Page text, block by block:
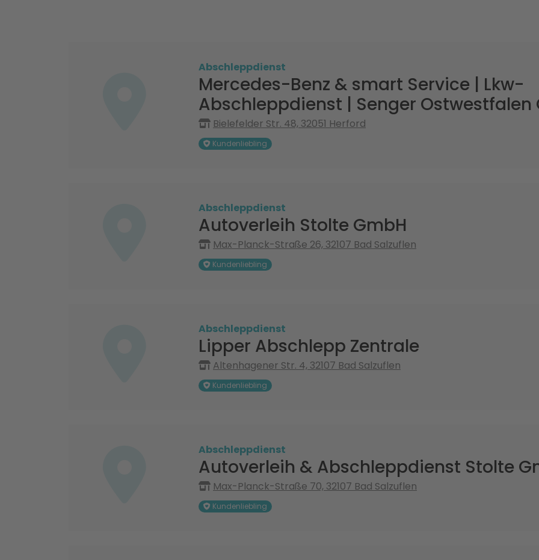
Abschleppdienst
Mercedes-Benz & smart Service | Lkw-
Abschleppdienst | Senger Ostwestfalen
Bielefelder Str. 48, 32051 Herford
Kundenliebling
Abschleppdienst
Autoverleih Stolte GmbH
Max-Planck-Straße 26, 32107 Bad Salzuflen
Kundenliebling
Abschleppdienst
Lipper Abschlepp Zentrale
Altenhagener Str. 4, 32107 Bad Salzuflen
Kundenliebling
Abschleppdienst
Autoverleih & Abschleppdienst Stolte
Max-Planck-Straße 70, 32107 Bad Salzuflen
Kundenliebling